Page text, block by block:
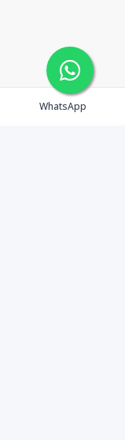
WhatsApp